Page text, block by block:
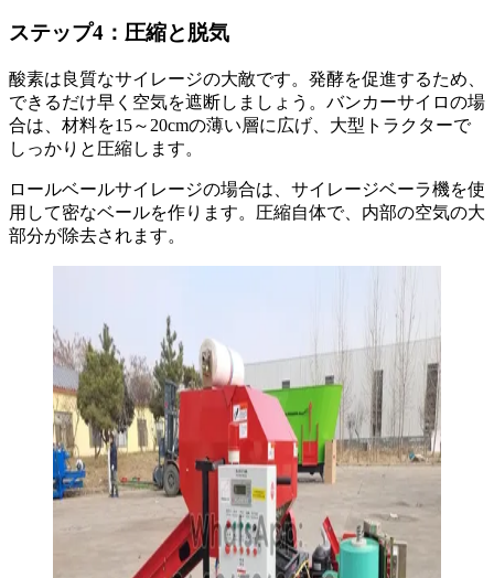
ステップ4：圧縮と脱気
酸素は良質なサイレージの大敵です。発酵を促進するため、
できるだけ早く空気を遮断しましょう。バンカーサイロの場
合は、材料を15～20cmの薄い層に広げ、大型トラクターで
しっかりと圧縮します。
ロールベールサイレージの場合は、サイレージベーラ機を使
用して密なベールを作ります。圧縮自体で、内部の空気の大
部分が除去されます。